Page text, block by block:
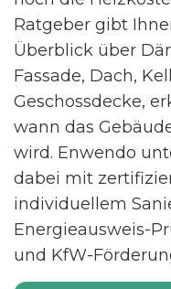
Ratgeber gibt
Überblick über
Fassade, Dach,
Geschossdecke,
wann das
wird. Enwendo
dabei mit
individuellem
Energieausweis-
und KfW-